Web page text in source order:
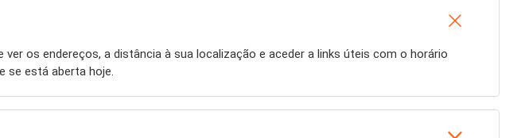
ver os endereços, a distância à sua localização e aceder a links úteis com o horário
se está aberta hoje.